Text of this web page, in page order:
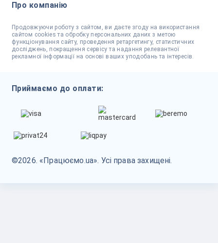
Про компанію
Продовжуючи роботу з сайтом, ви даєте згоду на використання
сайтом cookies та обробку персональних даних з метою
функціонування сайту, проведення ретаргетингу, статистичних
досліджень, покращення сервісу та надання релевантної
рекламної інформації на основі ваших уподобань та інтересів.
Приймаємо до оплати:
©2026. «Працюємо.ua». Усі права захищені.